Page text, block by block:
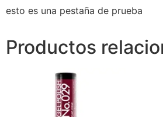
esto es una pestaña de prueba
Productos